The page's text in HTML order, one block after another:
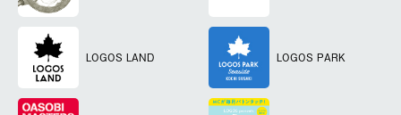
LOGOS LAND LOGOS PARK